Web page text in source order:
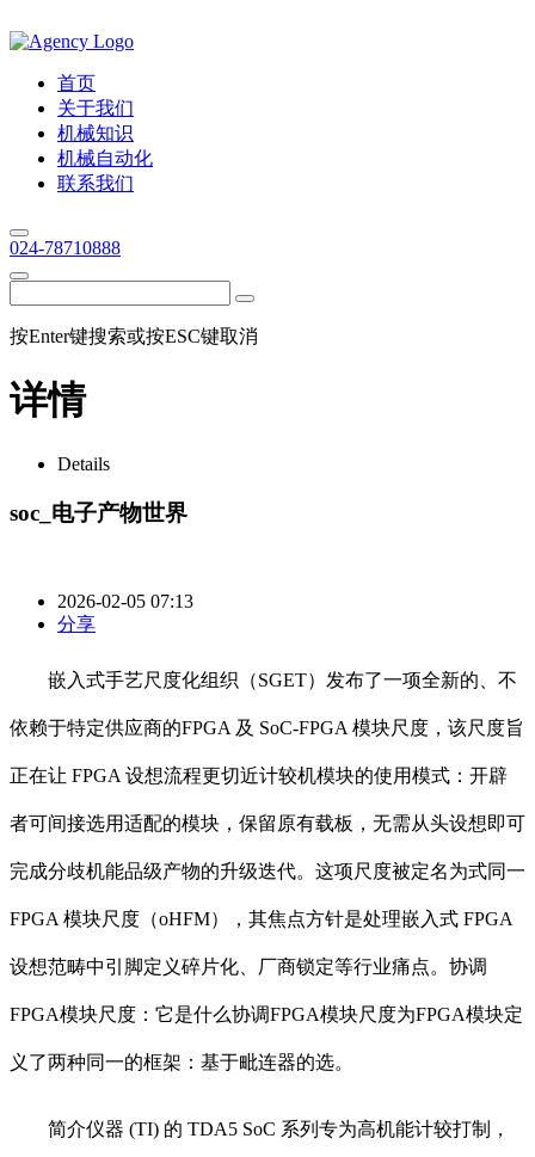
首页
关于我们
机械知识
机械自动化
联系我们
024-78710888
按Enter键搜索或按ESC键取消
详情
Details
soc_电子产物世界
2026-02-05 07:13
分享
嵌入式手艺尺度化组织（SGET）发布了一项全新的、不
依赖于特定供应商的FPGA 及 SoC-FPGA 模块尺度，该尺度旨
正在让 FPGA 设想流程更切近计较机模块的使用模式：开辟
者可间接选用适配的模块，保留原有载板，无需从头设想即可
完成分歧机能品级产物的升级迭代。这项尺度被定名为式同一
FPGA 模块尺度（oHFM），其焦点方针是处理嵌入式 FPGA
设想范畴中引脚定义碎片化、厂商锁定等行业痛点。协调
FPGA模块尺度：它是什么协调FPGA模块尺度为FPGA模块定
义了两种同一的框架：基于毗连器的选。
简介仪器 (TI) 的 TDA5 SoC 系列专为高机能计较打制，